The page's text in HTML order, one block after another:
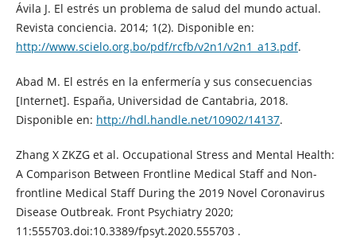
Ávila J. El estrés un problema de salud del mundo actual.
Revista conciencia. 2014; 1(2). Disponible en:
http://www.scielo.org.bo/pdf/rcfb/v2n1/v2n1_a13.pdf.
Abad M. El estrés en la enfermería y sus consecuencias
[Internet]. España, Universidad de Cantabria, 2018.
Disponible en: http://hdl.handle.net/10902/14137.
Zhang X ZKZG et al. Occupational Stress and Mental Health:
A Comparison Between Frontline Medical Staff and Non-
frontline Medical Staff During the 2019 Novel Coronavirus
Disease Outbreak. Front Psychiatry 2020;
11:555703.doi:10.3389/fpsyt.2020.555703 .